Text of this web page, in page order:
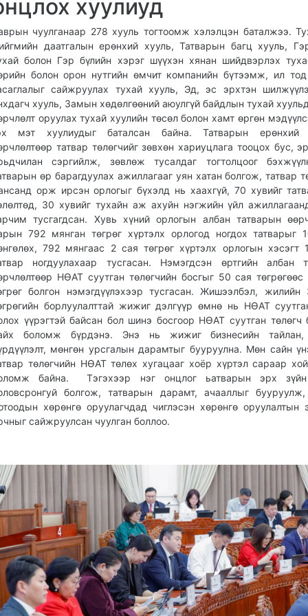
хуулиуд
чуулганаар 278 хууль тогтоомж хэлэлцэн баталжээ.
даатгалын ерөнхий хууль, Татварын багц хууль,
болон Гэр бүлийн хэрэг шүүхэн хянан шийдвэрлэх
болон орон нутгийн өмчит компанийн бүтээмж, ил
сайжруулах тухай хууль, Эд, эс эрхтэн
хууль, Замын хөдөлгөөний аюулгүй байдлын тухай
оруулах тухай хуулийн төсөл болон хамт өргөн
мэт хуулиудыг баталсан байна. Татварын ерөнхий
татвар төлөгчийг зөвхөн хариуцлага тооцох бус,
сэргийлж, зөвлөж тусалдаг тогтолцоог
өр барагдуулах ажиллагааг уян хатан болгож, татвар
орж ирсэн орлогыг бүхэлд нь хаахгүй, 70 хувийг
30 хувийг тухайн аж ахуйн нэгжийн үйл
тусгагдсан. Хувь хүний орлогын албан татварын
792 мянган төгрөг хүртэлх орлогод ногдох татварыг
792 мянгаас 2 сая төгрөг хүртэлх орлогын хэсэгт
ногдуулахаар тусгасан. Нэмэгдсэн өртгийн албан
НӨАТ суутган төлөгчийн босгыг 50 сая
болгон нэмэгдүүлэхээр тусгасан. Жишээлбэл,
борлуулалттай жижиг дэлгүүр өмнө нь НӨАТ
үүрэгтэй байсан бол шинэ босгоор НӨАТ суутган төлөгч
боломж бүрдэнэ. Энэ нь жижиг бизнесийн тайлан,
мөнгөн урсгалын дарамтыг бууруулна. Мөн сайн
төлөгчийн НӨАТ төлөх хугацааг хоёр хүртэл сараар
байна. Тэгэхээр нэг онцлог ьатварын эрх зүйн
болгож, татварын дарамт, ачааллыг бууруулж,
хөрөнгө оруулагчдад чиглэсэн хөрөнгө оруулалтын
сайжруулсан чуулган боллоо.